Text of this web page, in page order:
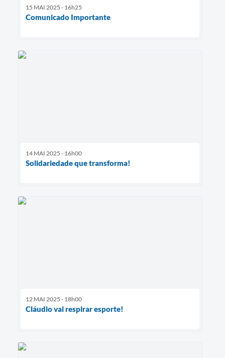
15 MAI 2025 - 16h25
Comunicado Importante
14 MAI 2025 - 16h00
Solidariedade que transforma!
12 MAI 2025 - 18h00
Cláudio vai respirar esporte!